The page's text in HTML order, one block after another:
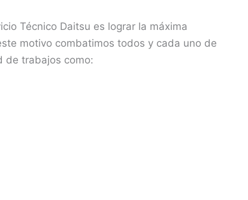
Técnico Daitsu es lograr la máxima
motivo combatimos todos y cada uno de
de trabajos como: